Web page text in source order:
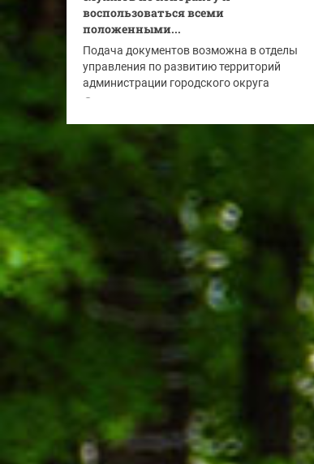
воспользоваться всеми
положенными...
Подача документов возможна в отделы
управления по развитию территорий
администрации городского округа
Красногорск: